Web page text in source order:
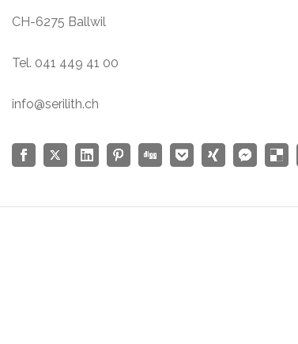
CH-6275 Ballwil
Tel. 041 449 41 00
info@serilith.ch